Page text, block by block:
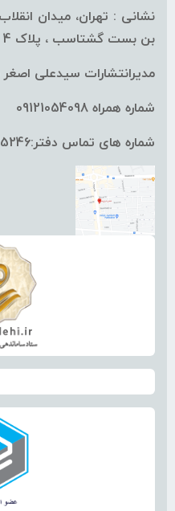
نشانی : تهران، میدان
بن بست گشتاسب ، پلاک 4 واحد1
مدیرانتشارات سیدعلی
شماره همراه 09121054098
شماره های تماس دفتر:66975246-66975247-66961522